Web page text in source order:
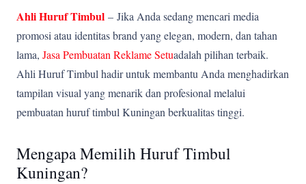
Ahli Huruf Timbul – Jika Anda sedang mencari media
promosi atau identitas brand yang elegan, modern, dan tahan
lama, Jasa Pembuatan Reklame Setuadalah pilihan terbaik.
Ahli Huruf Timbul hadir untuk membantu Anda menghadirkan
tampilan visual yang menarik dan profesional melalui
pembuatan huruf timbul Kuningan berkualitas tinggi.
Mengapa Memilih Huruf Timbul
Kuningan?